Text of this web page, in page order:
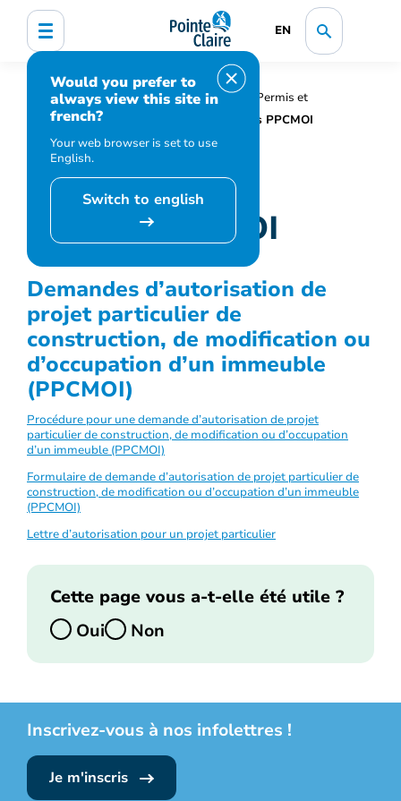
EN
Would you prefer to
always view this site in
french?
Your web browser is set to use
English.
Switch to english
Accueil Affaires et entreprises
Permis et
subventions pour entreprises
Permis PPCMOI
Permis PPCMOI
Demandes d’autorisation de
projet particulier de
construction, de modification ou
d’occupation d’un immeuble
(PPCMOI)
Procédure pour une demande d’autorisation de projet
particulier de construction, de modification ou d’occupation
d’un immeuble (PPCMOI)
Formulaire de demande d’autorisation de projet particulier de
construction, de modification ou d’occupation d’un immeuble
(PPCMOI)
Lettre d’autorisation pour un projet particulier
Cette page vous a-t-elle été utile ?
Oui
Non
Inscrivez-vous à nos infolettres !
Je m'inscris